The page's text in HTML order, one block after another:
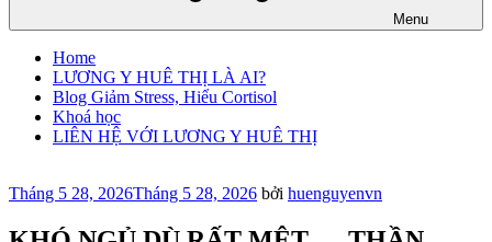
Menu
Home
LƯƠNG Y HUÊ THỊ LÀ AI?
Blog Giảm Stress, Hiểu Cortisol
Khoá học
LIÊN HỆ VỚI LƯƠNG Y HUÊ THỊ
Đăng
Tháng 5 28, 2026Tháng 5 28, 2026 bởi huenguyenvn